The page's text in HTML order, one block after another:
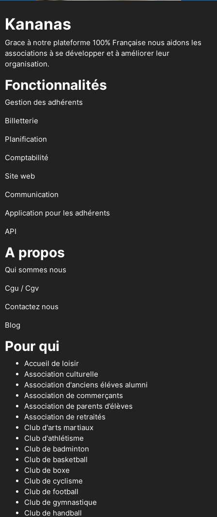
Kananas
Grace à notre plateforme 100% Française nous aidons les
associations à se développer et à améliorer leur
organisation.
Fonctionnalités
Gestion des adhérents
Billetterie
Planification
Comptabilité
Site web
Communication
Application pour les adhérents
API
A propos
Qui sommes nous
Cgu / Cgv
Contactez nous
Blog
Pour qui
Accueil de loisir
Association culturelle
Association d'anciens éléves alumni
Association de commerçants
Association de parents d’élèves
Association de retraités
Club d'arts martiaux
Club d'athlétisme
Club de badminton
Club de basketball
Club de boxe
Club de cyclisme
Club de football
Club de gymnastique
Club de handball